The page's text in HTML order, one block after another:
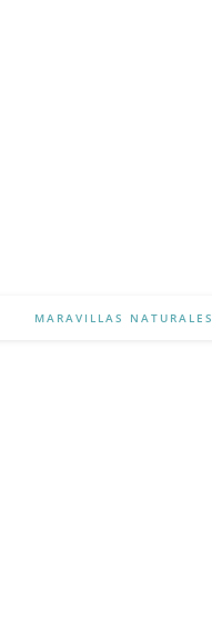
MARAVILLAS NATURALES